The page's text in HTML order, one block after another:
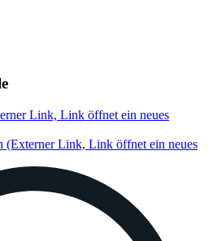
Link, Link öffnet ein neues
(Externer Link, Link öffnet ein neues